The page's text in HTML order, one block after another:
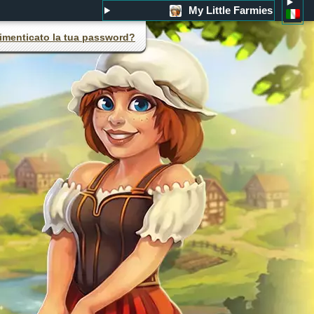
My Little Farmies
la tua password?